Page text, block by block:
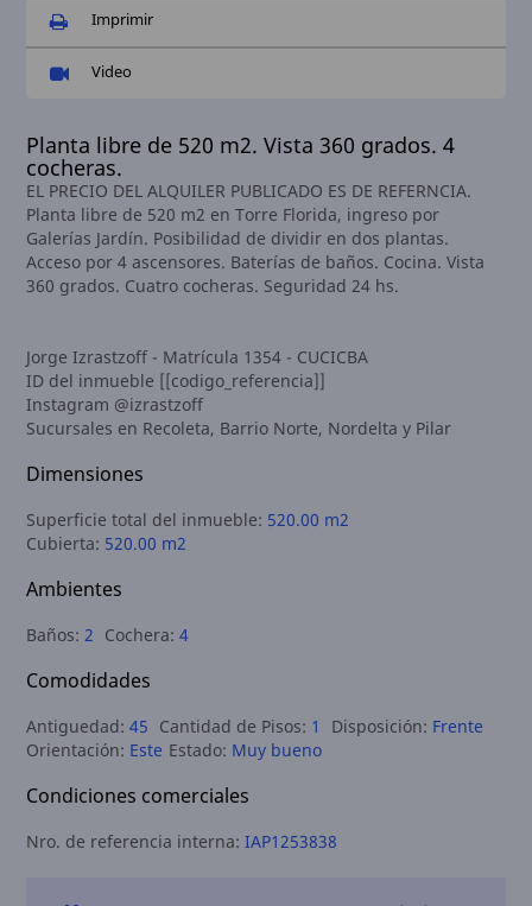
Imprimir
Video
Planta libre de 520 m2. Vista 360 grados. 4
cocheras.
EL PRECIO DEL ALQUILER PUBLICADO ES DE REFERNCIA.
Planta libre de 520 m2 en Torre Florida, ingreso por
Galerías Jardín. Posibilidad de dividir en dos plantas.
Acceso por 4 ascensores. Baterías de baños. Cocina. Vista
360 grados. Cuatro cocheras. Seguridad 24 hs.
Jorge Izrastzoff - Matrícula 1354 - CUCICBA
ID del inmueble [[codigo_referencia]]
Instagram @izrastzoff
Sucursales en Recoleta, Barrio Norte, Nordelta y Pilar
Dimensiones
Superficie total del inmueble: 520.00 m2
Cubierta: 520.00 m2
Ambientes
Baños:2 Cochera:4
Comodidades
Antiguedad:45 Cantidad de Pisos: 1 Disposición: Frente
Orientación: Este Estado: Muy bueno
Condiciones comerciales
Nro. de referencia interna:IAP1253838